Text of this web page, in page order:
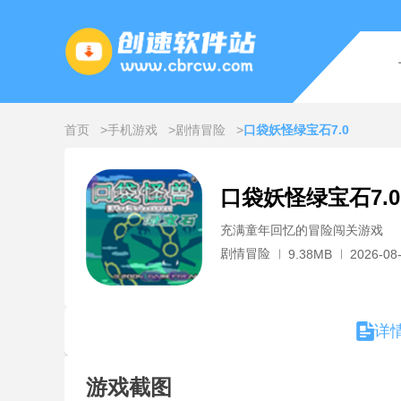
首页 手机游戏 剧情冒险 口袋妖怪绿宝石7.0
口袋妖怪绿宝石7.0
充满童年回忆的冒险闯关游戏
剧情冒险
9.38MB 2026-
详
游戏截图